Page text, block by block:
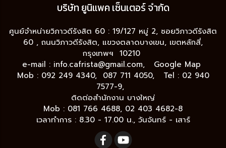
บริษัท ยูนิแพค เซ็นเตอร์ จำกัด
ศูนย์จำหน่ายวิภาวดีรังสิต 60 : 19/127 หมู่ 2, ซอยวิภาวดีรังสิต
60 , ถนนวิภาวดีรังสิต, แขวงตลาดบางเขน, เขตหลักสี่,
กรุงเทพฯ 10210
e-mail : info.cafrista@gmail.com,
Google Map
Mob : 092 249 4340, 087 711 4050, Tel : 02 940
7577-9,
ติดต่อสำนักงาน บางใหญ่
Mob : 081 766 4688, 02 403 4682-8
เวลาทำการ : 8.30 - 17.00 น., วันจันทร์ - เสาร์